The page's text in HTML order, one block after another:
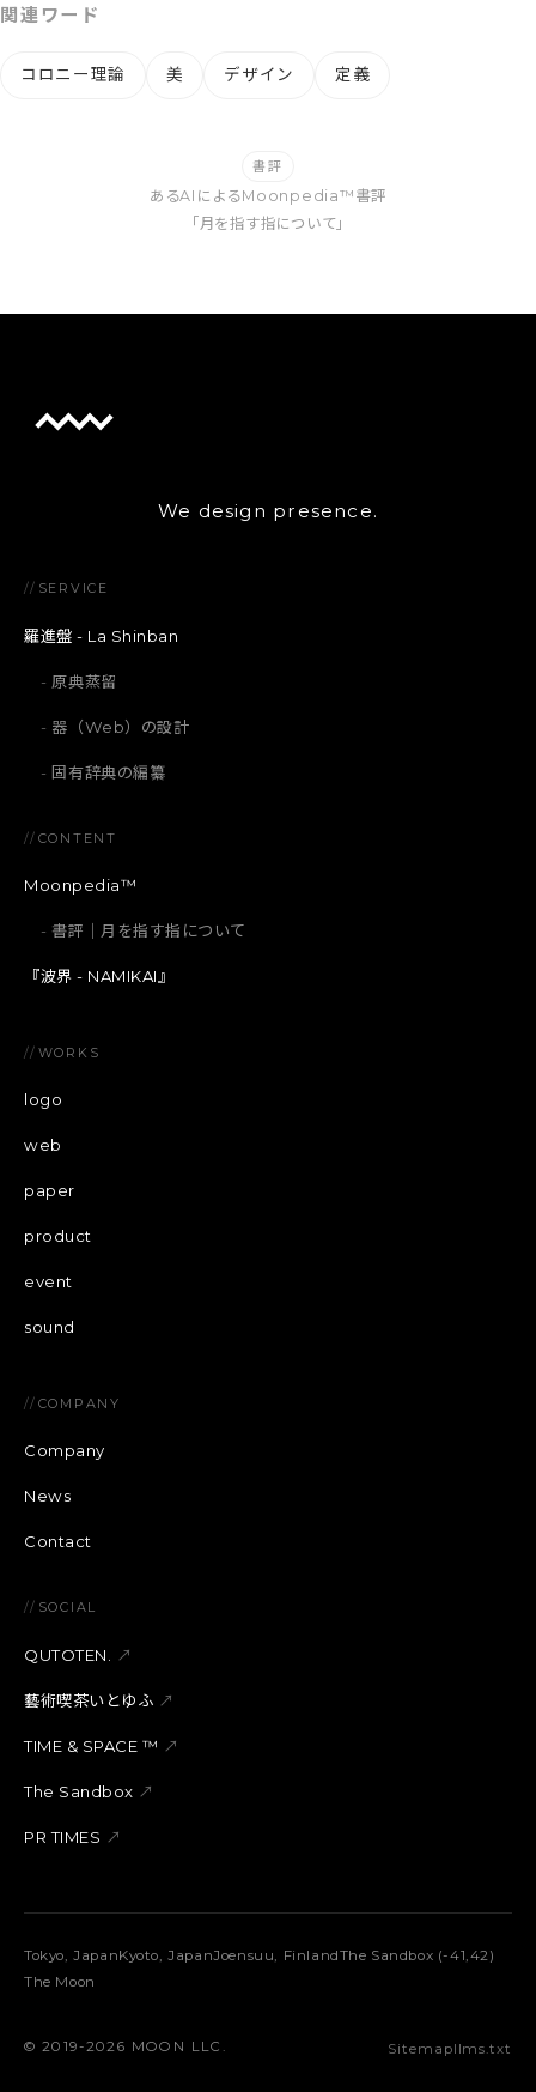
関連ワード
コロニー理論 美 デザイン 定義
書評
あるAIによるMoonpedia™書評
「月を指す指について」
We design presence.
// SERVICE
羅進盤 - La Shinban
原典蒸留
器（Web）の設計
固有辞典の編纂
// CONTENT
Moonpedia™
書評｜月を指す指について
『波界 - NAMIKAI』
// WORKS
logo
web
paper
product
event
sound
// COMPANY
Company
News
Contact
// SOCIAL
QUTOTEN. ↗
藝術喫茶いとゆふ ↗
TIME & SPACE ™︎ ↗
The Sandbox ↗
PR TIMES ↗
Tokyo, JapanKyoto, JapanJoensuu, FinlandThe Sandbox (-41,42)
The Moon
©︎ 2019-2026 MOON LLC. Sitemapllms.txt